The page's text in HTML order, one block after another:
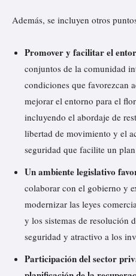
Además, se incluyen otros
Promover y facilitar el
conjuntos de la comunidad
condiciones que favorezcan
mejorar el entorno para el
incluyendo el abordaje de
libertad de movimiento y el
seguridad que facilite un
Un ambiente legislativo
colaborar con el gobierno y
modernizar las leyes
y los sistemas de resolución
seguridad y atractivo a los
Participación del sector